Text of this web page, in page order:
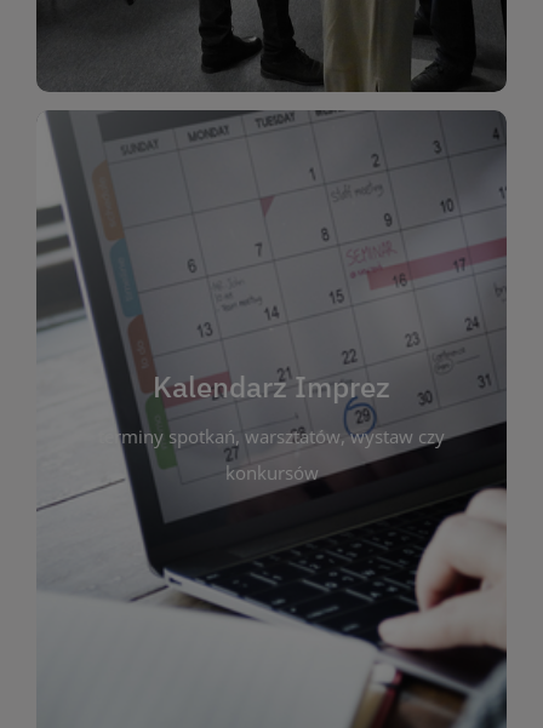
Kalendarz Imprez
terminy spotkań, warsztatów, wystaw czy
konkursów
Kalendarz Imprez
Zakładka ta gromadzi wszystkie planowane
wydarzenia kulturalne i edukacyjne organizowane
przez bibliotekę. Możesz tu sprawdzić terminy
spotkań, warsztatów, wystaw czy konkursów.
Dzięki przejrzystemu kalendarzowi łatwo
zaplanujesz udział w interesujących Cię
wydarzeniach. Aktualizujemy harmonogram na
bieżąco, by zawsze był zgodny z planem pracy
biblioteki. Zapraszamy do śledzenia i uczestnictwa
w życiu kulturalnym miasta!
WIĘCEJ